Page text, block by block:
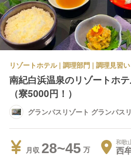
南紀白浜温泉のリゾートホ
（寮5000円！）
グランパスリゾート グランパス
月収 28~45 和歌
西